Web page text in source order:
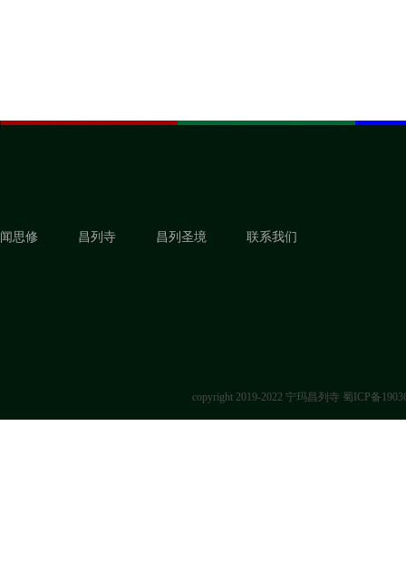
闻思修 昌列寺 昌列圣境 联系我们
copyright 2019-2022 宁玛昌列寺 蜀ICP备